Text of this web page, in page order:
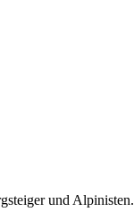
und Alpinisten.